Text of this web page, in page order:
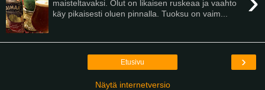
maisteltavaksi. Olut on likaisen ruskeaa ja vaahto
käy pikaisesti oluen pinnalla. Tuoksu on vaim...
›
Etusivu
Näytä internetversio